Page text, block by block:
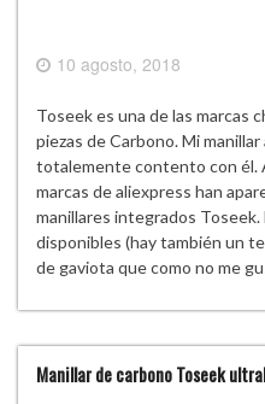
10 agosto, 2018
Toseek es una de las marcas
piezas de Carbono. Mi
totalemente contento con él.
marcas de aliexpress han
manillares integrados Toseek.
disponibles (hay también un
de gaviota que como no me
Manillar de carbono Toseek